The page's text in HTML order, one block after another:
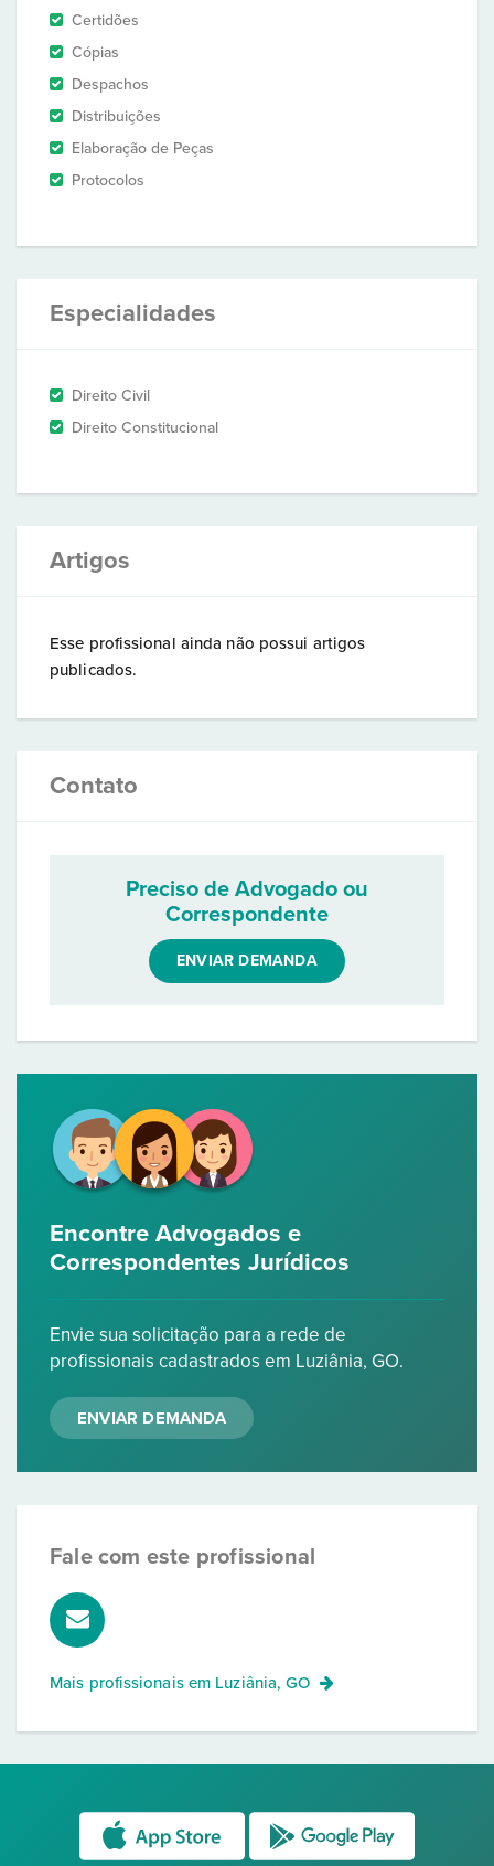
Certidões
Cópias
Despachos
Distribuições
Elaboração de Peças
Protocolos
Especialidades
Direito Civil
Direito Constitucional
Artigos
Esse profissional ainda não possui artigos
publicados.
Contato
Preciso de Advogado ou
Correspondente
ENVIAR DEMANDA
Encontre Advogados e
Correspondentes Jurídicos
Envie sua solicitação para a rede de
profissionais cadastrados em Luziânia, GO.
ENVIAR DEMANDA
Fale com este profissional
Mais profissionais em Luziânia, GO